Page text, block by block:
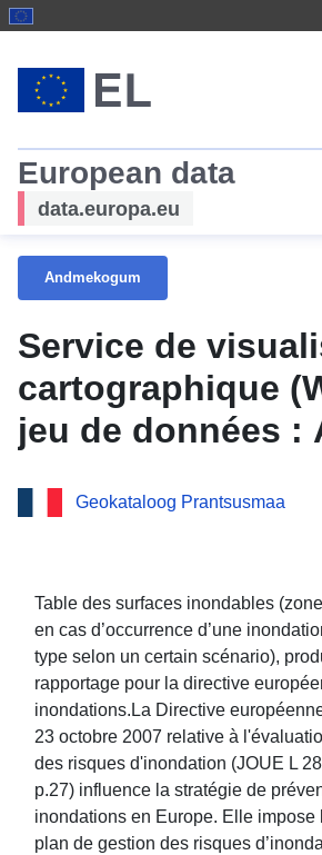
European data
data.europa.eu
Andmekogum
Service de
cartographique
jeu de données :
: TRI de
débordement) -
inondation
Geokataloog Prantsusmaa
Table des surfaces inondables
en cas d’occurrence d’une
type selon un certain scénario),
rapportage pour la directive
inondations.La Directive
23 octobre 2007 relative à
des risques d'inondation (JOUE L
p.27) influence la stratégie de
inondations en Europe. Elle impose
plan de gestion des risques